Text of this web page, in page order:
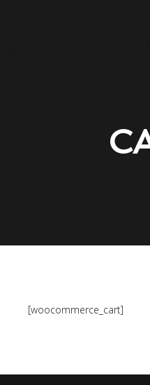
[woocommerce_cart]